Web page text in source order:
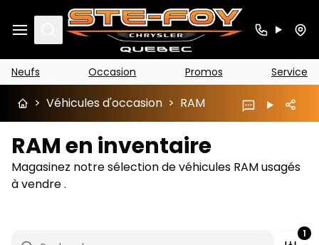
Search
Neufs Occasion Promos Service
> Véhicules d'occasion > RAM
RAM en inventaire
Magasinez notre sélection de véhicules RAM usagés
à vendre .
1